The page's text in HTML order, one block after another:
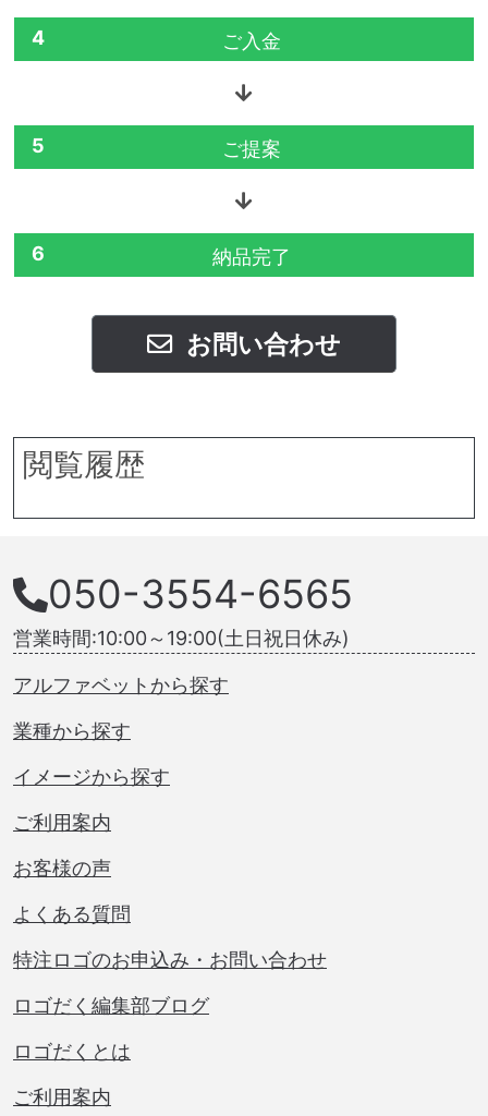
4 ご入金
5 ご提案
6 納品完了
お問い合わせ
閲覧履歴
050-3554-6565
営業時間:10:00～19:00(土日祝日休み)
アルファベットから探す
業種から探す
イメージから探す
ご利用案内
お客様の声
よくある質問
特注ロゴのお申込み・お問い合わせ
ロゴだく編集部ブログ
ロゴだくとは
ご利用案内